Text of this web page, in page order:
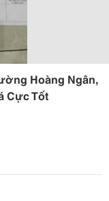
Hoàng Ngân,
Cực Tốt